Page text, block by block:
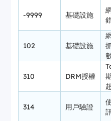
-9999 基礎設施
102 基礎設施
310 DRM授權
314 用戶驗證